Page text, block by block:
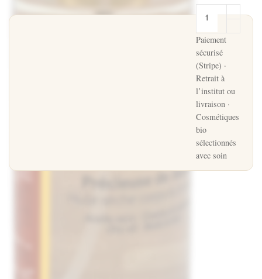
Paiement
sécurisé
(Stripe) ·
Retrait à
l’institut ou
livraison ·
Cosmétiques
bio
sélectionnés
avec soin